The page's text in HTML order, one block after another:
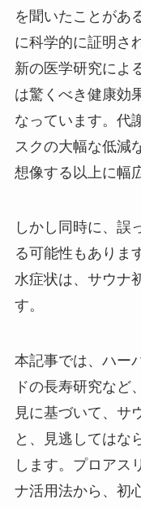
を聞いたことがあ
に科学的に証明さ
新の医学研究によ
は驚くべき健康効
なっています。代
スクの大幅な低減
想像する以上に幅
しかし同時に、誤
る可能性もありま
水症状は、サウナ
す。
本記事では、ハー
ドの長寿研究など
見に基づいて、サ
と、見逃してはな
します。プロアス
ナ活用法から、初